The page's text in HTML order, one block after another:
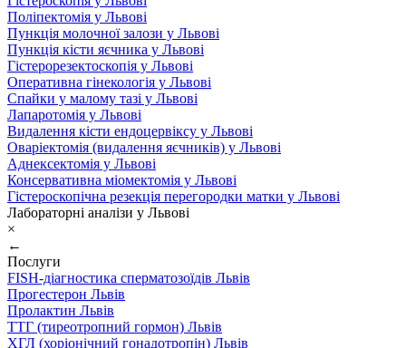
Поліпектомія у Львові
Пункція молочної залози у Львові
Пункція кісти яєчника у Львові
Гістерорезектоскопія у Львові
Оперативна гінекологія у Львові
Спайки у малому тазі у Львові
Лапаротомія у Львові
Видалення кісти ендоцервіксу у Львові
Оваріектомія (видалення яєчників) у Львові
Аднексектомія у Львові
Консервативна міомектомія у Львові
Гістероскопічна резекція перегородки матки у Львові
Лабораторні аналізи у Львові
×
←
Послуги
FISH-діагностика сперматозоїдів Львів
Прогестерон Львів
Пролактин Львів
ТТГ (тиреотропний гормон) Львів
ХГЛ (хоріонічний гонадотропін) Львів